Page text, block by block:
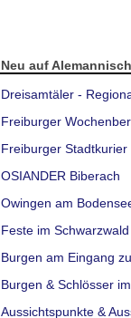
Neu auf
Dreisamtäler -
Freiburger
Freiburger Stadtkurier
OSIANDER Biberach
Owingen am
Feste im Schwarzwald
Burgen am Eingang
Burgen & Schlösser
Aussichtspunkte &